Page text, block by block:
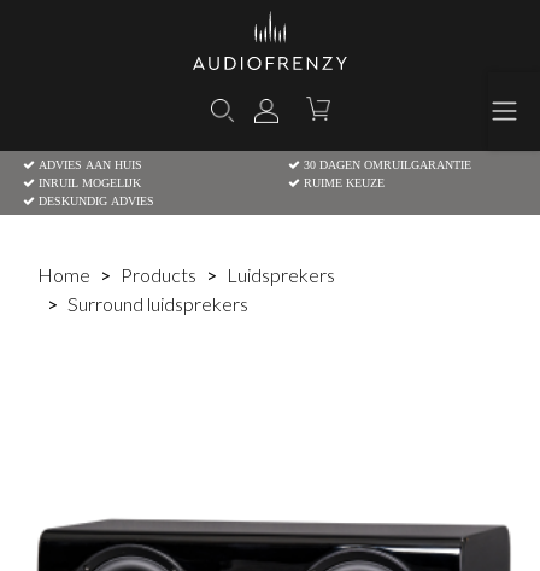
ADVIES AAN HUIS
30 DAGEN OMRUILGARANTIE
INRUIL MOGELIJK
RUIME KEUZE
DESKUNDIG ADVIES
Home Products
Luidsprekers
Surround luidsprekers